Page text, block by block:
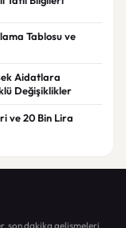
Tablosu ve
Aidatlara
Değişiklikler
ve 20 Bin Lira
son dakika gelişmeleri